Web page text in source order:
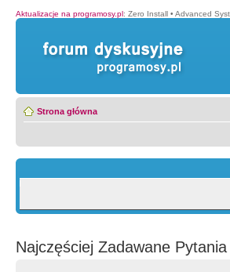
Aktualizacje na programosy.pl: Zero Install • Advanced
Strona główna
Najczęściej Zadawane Pytania